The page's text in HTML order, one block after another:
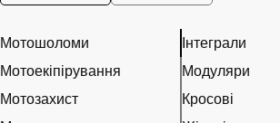
Мотошоломи
Мотоекіпірування
Мотозахист
Інтеграли
Модуляри
Кросові